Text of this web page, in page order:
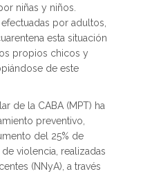
niñas y niños.
por adultos,
esta situación
propios chicos y
de este
de la CABA (MPT) ha
preventivo,
del 25% de
violencia, realizadas
(NNyA), a través